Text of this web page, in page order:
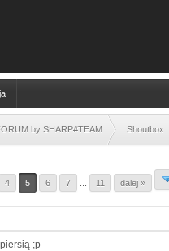
by SHARP#TEAM Shoutbox
4 5 6 7 11 dalej »
;p